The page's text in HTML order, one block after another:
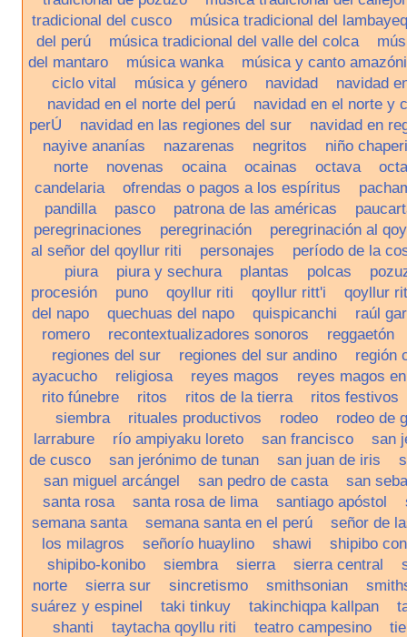
tradicional del cusco
música tradicional del
del perú
música tradicional del valle del colca
del mantaro
música wanka
música y canto
ciclo vital
música y género navidad
navidad
navidad en el norte del perú
navidad en el norte y
perÚ
navidad en las regiones del sur
navidad en
nayive ananías
nazarenas negritos
niño
norte
novenas ocaina ocainas octava
candelaria
ofrendas o pagos a los espíritus
pandilla
pasco patrona de las américas
peregrinaciones
peregrinación
peregrinación al
al señor del qoyllur riti
personajes
período de la
piura
piura y sechura plantas polcas
procesión
puno qoyllur riti qoyllur ritt'i
qoyllur
del napo
quechuas del napo quispicanchi
raúl
romero
recontextualizadores sonoros
reggaetón
regiones del sur
regiones del sur andino
región
ayacucho
religiosa reyes magos
reyes magos
rito fúnebre
ritos ritos de la tierra
ritos festivos
siembra
rituales productivos rodeo
rodeo de
larrabure
río ampiyaku loreto san francisco
san
de cusco
san jerónimo de tunan san juan de iris
san miguel arcángel
san pedro de casta
san
santa rosa
santa rosa de lima santiago apóstol
semana santa
semana santa en el perú
señor de
los milagros
señorío huaylino shawi
shipibo
shipibo-konibo
siembra sierra sierra central
norte
sierra sur sincretismo smithsonian
suárez y espinel
taki tinkuy takinchiqpa kallpan
shanti
taytacha qoyllu riti teatro campesino